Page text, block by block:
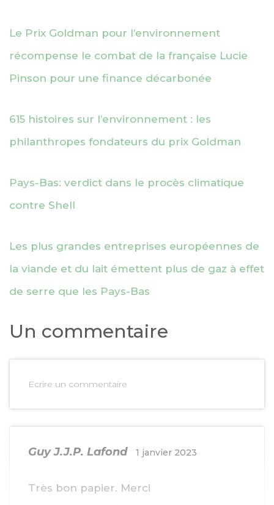
Le Prix Goldman pour l’environnement
récompense le combat de la française Lucie
Pinson pour une finance décarbonée
615 histoires sur l’environnement : les
philanthropes fondateurs du prix Goldman
Pays-Bas: verdict dans le procès climatique
contre Shell
Les plus grandes entreprises européennes de
la viande et du lait émettent plus de gaz à effet
de serre que les Pays-Bas
Un commentaire
Ecrire un commentaire
Guy J.J.P. Lafond 1 janvier 2023
Très bon papier. Merci